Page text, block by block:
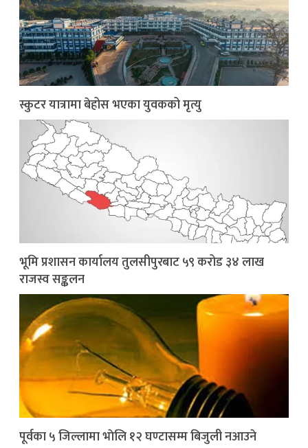
स्कुटर यात्रामा बेहोस भएका युवकको मृत्यु
भूमि प्रशासन कार्यालय तुलसीपुरबाट ५९ करोड ३४ लाख
राजस्व सङ्कलन
पूर्वका ५ जिल्लामा भाेलि १२ घण्टासम्म बिजुली नआउने